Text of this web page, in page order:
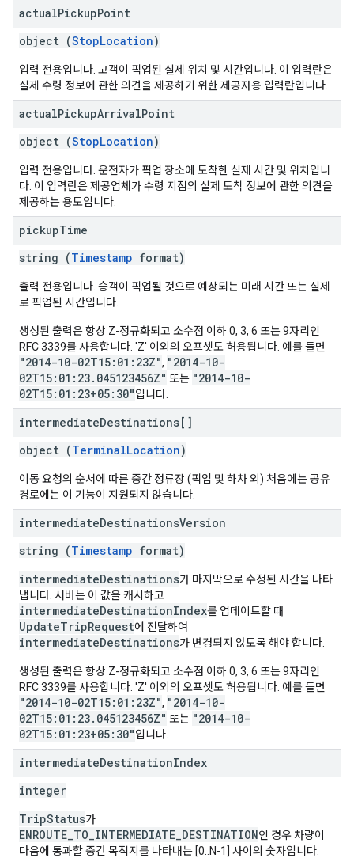
actualPickupPoint
object (StopLocation)
입력 전용입니다. 고객이 픽업된 실제 위치 및 시간입니다. 이 입력란은
실제 수령 정보에 관한 의견을 제공하기 위한 제공자용 입력란입니다.
actualPickupArrivalPoint
object (StopLocation)
입력 전용입니다. 운전자가 픽업 장소에 도착한 실제 시간 및 위치입니
다. 이 입력란은 제공업체가 수령 지점의 실제 도착 정보에 관한 의견을
제공하는 용도입니다.
pickupTime
string (Timestamp format)
출력 전용입니다. 승객이 픽업될 것으로 예상되는 미래 시간 또는 실제
로 픽업된 시간입니다.
생성된 출력은 항상 Z-정규화되고 소수점 이하 0, 3, 6 또는 9자리인
RFC 3339를 사용합니다. 'Z' 이외의 오프셋도 허용됩니다. 예를 들면
"2014-10-02T15:01:23Z", "2014-10-
02T15:01:23.045123456Z" 또는 "2014-10-
02T15:01:23+05:30"입니다.
intermediateDestinations[]
object (TerminalLocation)
이동 요청의 순서에 따른 중간 정류장 (픽업 및 하차 외) 처음에는 공유
경로에는 이 기능이 지원되지 않습니다.
intermediateDestinationsVersion
string (Timestamp format)
intermediateDestinations가 마지막으로 수정된 시간을 나타
냅니다. 서버는 이 값을 캐시하고
intermediateDestinationIndex를 업데이트할 때
UpdateTripRequest에 전달하여
intermediateDestinations가 변경되지 않도록 해야 합니다.
생성된 출력은 항상 Z-정규화되고 소수점 이하 0, 3, 6 또는 9자리인
RFC 3339를 사용합니다. 'Z' 이외의 오프셋도 허용됩니다. 예를 들면
"2014-10-02T15:01:23Z", "2014-10-
02T15:01:23.045123456Z" 또는 "2014-10-
02T15:01:23+05:30"입니다.
intermediateDestinationIndex
integer
TripStatus가
ENROUTE_TO_INTERMEDIATE_DESTINATION인 경우 차량이
다음에 통과할 중간 목적지를 나타내는 [0..N-1] 사이의 숫자입니다.